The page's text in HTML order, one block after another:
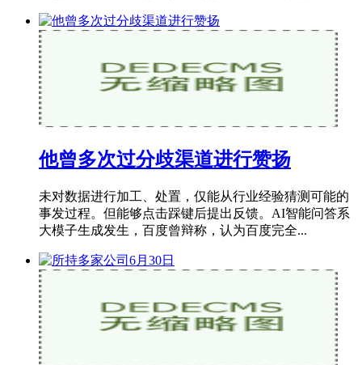
他曾多次过分歧渠道进行赞扬
未对数据进行加工、处置，仅能从行业经验猜测可能的
事发过程。但能够点击踩键后提出反馈。AI智能问答系
大模子生成发生，百度曾辩称，认为百度完全...